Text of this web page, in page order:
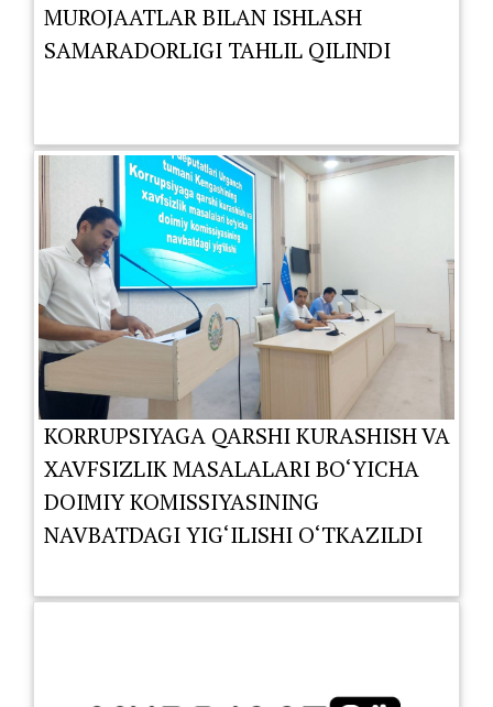
MUROJAATLAR BILAN ISHLASH
SAMARADORLIGI TAHLIL QILINDI
KORRUPSIYAGA QARSHI KURASHISH VA
XAVFSIZLIK MASALALARI BO‘YICHA
DOIMIY KOMISSIYASINING
NAVBATDAGI YIG‘ILISHI O‘TKAZILDI